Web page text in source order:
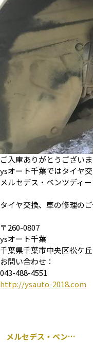
ご入庫ありがとうございま
ysオート千葉ではタイヤ
メルセデス・ベンツディ
タイヤ交換、車の修理の
〒260-0807
ysオート千葉
千葉県千葉市中央区松ケ
お問い合わせ：
043-488-4551
http://ysauto-2018.com
メルセデス・ベンツ S63 AMG Sクラス W221 タイヤ交換